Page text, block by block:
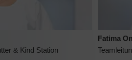
& Kind Station
Fatima